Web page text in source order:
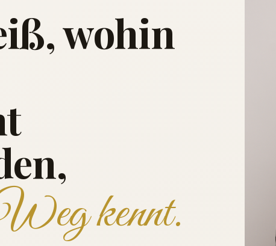
wohin
kennt.